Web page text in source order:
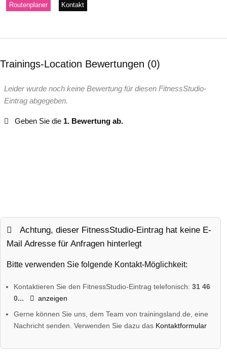
Routenplaner Kontakt
Trainings-Location Bewertungen 0
Leider wurde noch keine Bewertung für diesen FitnessStudio-
Eintrag abgegeben.
Geben Sie die 1. Bewertung ab.
Achtung, dieser FitnessStudio-Eintrag hat keine E-
Mail Adresse für Anfragen hinterlegt
Bitte verwenden Sie folgende Kontakt-Möglichkeit:
Kontaktieren Sie den FitnessStudio-Eintrag telefonisch:31 46
0...
anzeigen
Gerne können Sie uns, dem Team von trainingsland.de, eine
Nachricht senden. Verwenden Sie dazu das Kontaktformular